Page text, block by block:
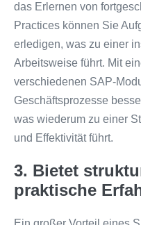
das Erlernen von
Practices können Sie
erledigen, was zu einer
Arbeitsweise führt. Mit
verschiedenen SAP-
Geschäftsprozesse
was wiederum zu einer
und Effektivität führt.
3. Bietet
praktische